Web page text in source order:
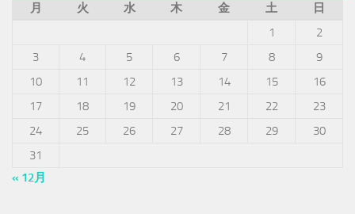
月
火 水 木 金 土
日
1
2
3
4 5 6 7 8
9
10
11 12 13 14 15
16
17
18 19 20 21 22
23
24
25 26 27 28 29
30
31
« 12月